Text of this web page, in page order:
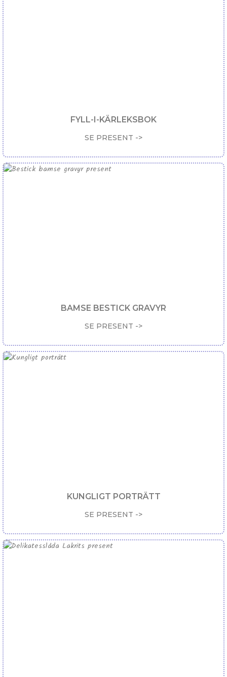
FYLL-I-KÄRLEKSBOK
SE PRESENT ->
BAMSE BESTICK GRAVYR
SE PRESENT ->
KUNGLIGT PORTRÄTT
SE PRESENT ->